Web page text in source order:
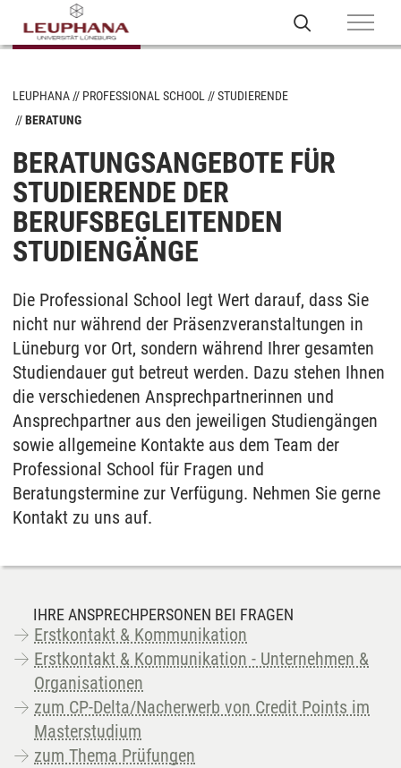
LEUPHANA PROFESSIONAL SCHOOL
STUDIERENDE
BERATUNG
BERATUNGSANGEBOTE FÜR
STUDIERENDE DER
BERUFSBEGLEITENDEN
STUDIENGÄNGE
Die Professional School legt Wert darauf, dass Sie
nicht nur während der Präsenzveranstaltungen in
Lüneburg vor Ort, sondern während Ihrer gesamten
Studiendauer gut betreut werden. Dazu stehen Ihnen
die verschiedenen Ansprechpartnerinnen und
Ansprechpartner aus den jeweiligen Studiengängen
sowie allgemeine Kontakte aus dem Team der
Professional School für Fragen und
Beratungstermine zur Verfügung. Nehmen Sie gerne
Kontakt zu uns auf.
IHRE ANSPRECHPERSONEN BEI FRAGEN
Erstkontakt & Kommunikation
Erstkontakt & Kommunikation - Unternehmen &
Organisationen
zum CP-Delta/Nacherwerb von Credit Points im
Masterstudium
zum Thema Prüfungen